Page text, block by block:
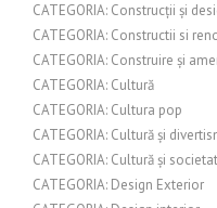
CATEGORIA: Construcții și
CATEGORIA: Constructii si
CATEGORIA: Construire și
CATEGORIA: Cultură
CATEGORIA: Cultura pop
CATEGORIA: Cultură și
CATEGORIA: Cultură și
CATEGORIA: Design Exterior